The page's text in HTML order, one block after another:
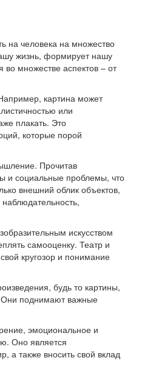
на человека на множество
жизнь, формирует нашу
во множестве аспектов – от
картина может
или
плакать. Это
которые порой
Прочитав
и социальные проблемы, что
внешний облик объектов,
искусством
самооценку. Театр и
кругозор и понимание
будь то картины,
Они поднимают важные
эмоциональное и
Оно является
также вносить свой вклад